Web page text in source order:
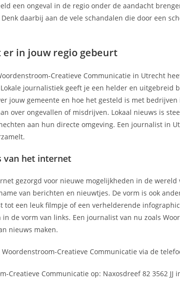
een ongeval in de regio onder de aandacht
daarbij aan de vele schandalen die door een
er in jouw regio gebeurt
Creatieve Communicatie in Utrecht
Lokale journalistiek geeft je een helder en uitgebreid
jouw gemeente en hoe het gesteld is met
over ongevallen of misdrijven. Lokaal nieuws is
aan hun directe omgeving. Een journalist in
van het internet
gezorgd voor nieuwe mogelijkheden in de
van berichten en nieuwtjes. De vorm is ook
tot een leuk filmpje of een verhelderende
in de vorm van links. Een journalist van nu zoals
nieuws maken.
Creatieve Communicatie via de
Creatieve Communicatie op: Naxosdreef 82 3562 JJ